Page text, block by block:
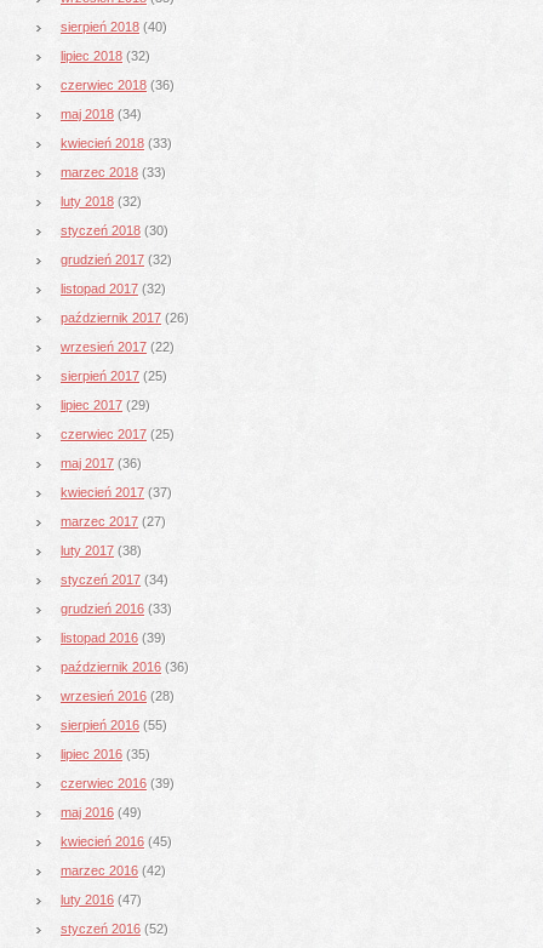
sierpień 2018 (40)
lipiec 2018 (32)
czerwiec 2018 (36)
maj 2018 (34)
kwiecień 2018 (33)
marzec 2018 (33)
luty 2018 (32)
styczeń 2018 (30)
grudzień 2017 (32)
listopad 2017 (32)
październik 2017 (26)
wrzesień 2017 (22)
sierpień 2017 (25)
lipiec 2017 (29)
czerwiec 2017 (25)
maj 2017 (36)
kwiecień 2017 (37)
marzec 2017 (27)
luty 2017 (38)
styczeń 2017 (34)
grudzień 2016 (33)
listopad 2016 (39)
październik 2016 (36)
wrzesień 2016 (28)
sierpień 2016 (55)
lipiec 2016 (35)
czerwiec 2016 (39)
maj 2016 (49)
kwiecień 2016 (45)
marzec 2016 (42)
luty 2016 (47)
styczeń 2016 (52)